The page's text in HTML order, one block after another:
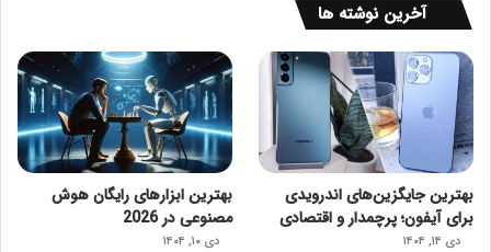
آخرین نوشته ها
بهترین جایگزین‌های اندرویدی
برای آیفون؛ پرچمدار و اقتصادی
دی ۱۴, ۱۴۰۴
بهترین ابزارهای رایگان هوش
مصنوعی در 2026
دی ۱۰, ۱۴۰۴